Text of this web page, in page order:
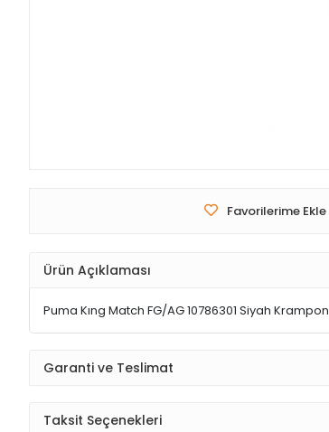
Favorilerime Ekle
Ürün Açıklaması
Puma Kıng Match FG/AG 10786301 Siyah Krampon
Garanti ve Teslimat
Taksit Seçenekleri